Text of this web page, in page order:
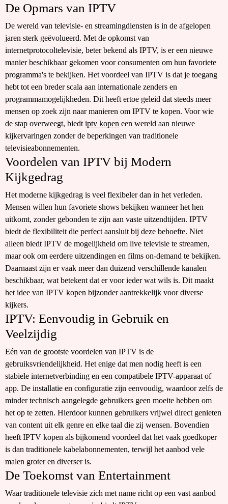
De Opmars van IPTV
De wereld van televisie- en streamingdiensten is in de afgelopen
jaren sterk geëvolueerd. Met de opkomst van
internetprotocoltelevisie, beter bekend als IPTV, is er een nieuwe
manier beschikbaar gekomen voor consumenten om hun favoriete
programma's te bekijken. Het voordeel van IPTV is dat je toegang
hebt tot een breder scala aan internationale zenders en
programmamogelijkheden. Dit heeft ertoe geleid dat steeds meer
mensen op zoek zijn naar manieren om IPTV te kopen. Voor wie
de stap overweegt, biedt iptv kopen een wereld aan nieuwe
kijkervaringen zonder de beperkingen van traditionele
televisieabonnementen.
Voordelen van IPTV bij Modern
Kijkgedrag
Het moderne kijkgedrag is veel flexibeler dan in het verleden.
Mensen willen hun favoriete shows bekijken wanneer het hen
uitkomt, zonder gebonden te zijn aan vaste uitzendtijden. IPTV
biedt de flexibiliteit die perfect aansluit bij deze behoefte. Niet
alleen biedt IPTV de mogelijkheid om live televisie te streamen,
maar ook om eerdere uitzendingen en films on-demand te bekijken.
Daarnaast zijn er vaak meer dan duizend verschillende kanalen
beschikbaar, wat betekent dat er voor ieder wat wils is. Dit maakt
het idee van IPTV kopen bijzonder aantrekkelijk voor diverse
kijkers.
IPTV: Eenvoudig in Gebruik en
Veelzijdig
Eén van de grootste voordelen van IPTV is de
gebruiksvriendelijkheid. Het enige dat men nodig heeft is een
stabiele internetverbinding en een compatibele IPTV-apparaat of
app. De installatie en configuratie zijn eenvoudig, waardoor zelfs de
minder technisch aangelegde gebruikers geen moeite hebben om
het op te zetten. Hierdoor kunnen gebruikers vrijwel direct genieten
van content uit elk genre en elke taal die zij wensen. Bovendien
heeft IPTV kopen als bijkomend voordeel dat het vaak goedkoper
is dan traditionele kabelabonnementen, terwijl het aanbod vele
malen groter en diverser is.
De Toekomst van Entertainment
Waar traditionele televisie zich met name richt op een vast aanbod